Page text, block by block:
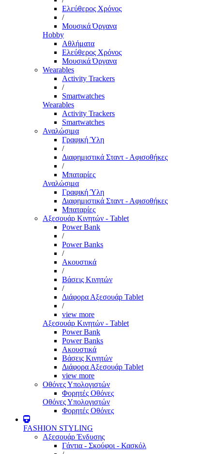
Ελεύθερος Χρόνος
/
Μουσικά Όργανα
Hobby
Αθλήματα
Ελεύθερος Χρόνος
Μουσικά Όργανα
Wearables
Activity Trackers
/
Smartwatches
Wearables
Activity Trackers
Smartwatches
Αναλώσιμα
Γραφική Ύλη
/
Διαφημιστικά Σταντ - Αφισοθήκες
/
Μπαταρίες
Αναλώσιμα
Γραφική Ύλη
Διαφημιστικά Σταντ - Αφισοθήκες
Μπαταρίες
Αξεσουάρ Κινητών - Tablet
Power Bank
/
Power Banks
/
Ακουστικά
/
Βάσεις Κινητών
/
Διάφορα Αξεσουάρ Tablet
/
view more
Αξεσουάρ Κινητών - Tablet
Power Bank
Power Banks
Ακουστικά
Βάσεις Κινητών
Διάφορα Αξεσουάρ Tablet
view more
Οθόνες Υπολογιστών
Φορητές Οθόνες
Οθόνες Υπολογιστών
Φορητές Οθόνες
FASHION STYLING
Αξεσουάρ Ένδυσης
Γάντια - Σκούφοι - Κασκόλ